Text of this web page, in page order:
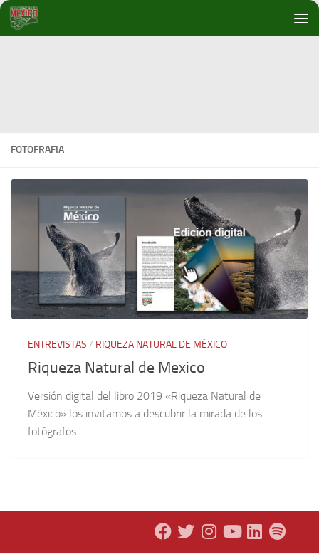
Debajo del contenido
FOTOFRAFIA
ENTREVISTAS / RIQUEZA NATURAL DE MÉXICO
Riqueza Natural de Mexico
Versión digital del libro 2019 «Riqueza Natural de
México» los invitamos a descubrir la mirada de los
fotógrafos